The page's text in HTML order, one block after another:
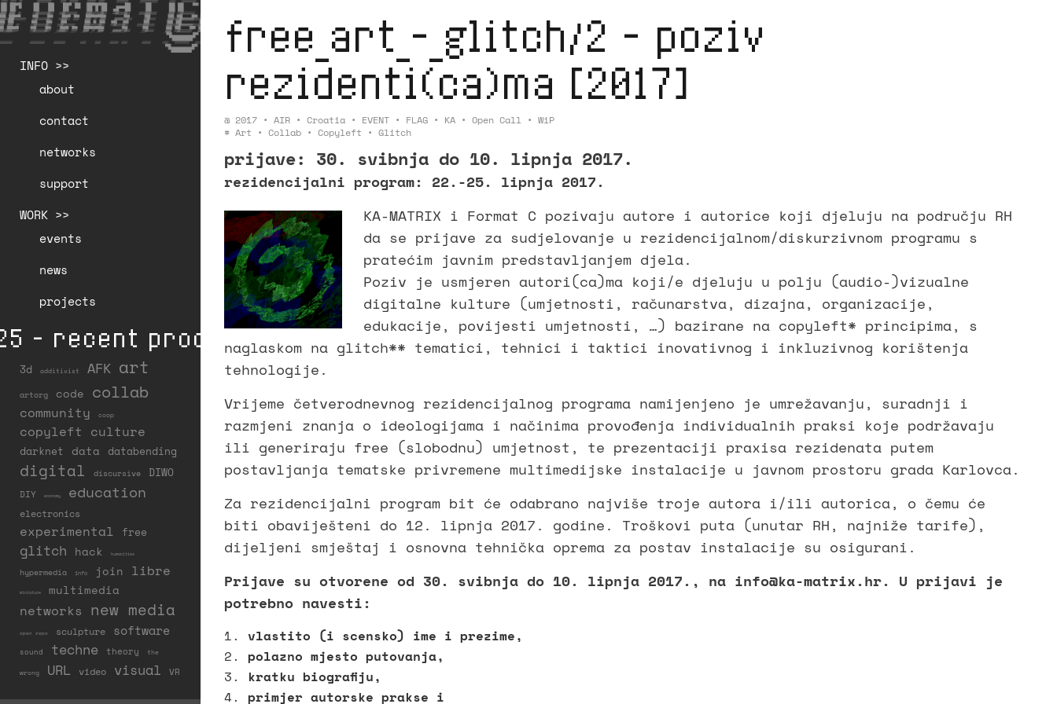
INFO >>
about
contact
networks
support
WORK >>
events
news
projects
- recent production * 👁️ 👁️ * 2025 - recent production * 👁️
3d additivist AFK art
artorg code collab
community coop
copyleft culture
darknet data databending
digital discursive DIWO
DIY economy education
electronics
experimental free
glitch hack humanities
hypermedia info join libre
miniature multimedia
networks new media
open repo sculpture software
sound techne theory the
wrong URL video visual VR
free_art_-_glitch/2 – poziv
rezidenti(ca)ma [2017]
@ 2017 •AIR •Croatia • EVENT • FLAG • KA •Open Call •WiP
#Art •Collab •Copyleft •Glitch
prijave: 30. svibnja do 10. lipnja 2017.
rezidencijalni program: 22.-25. lipnja 2017.
KA-MATRIX i Format C pozivaju autore i autorice koji djeluju na području RH
da se prijave za sudjelovanje u rezidencijalnom/diskurzivnom programu s
pratećim javnim predstavljanjem djela.
Poziv je usmjeren autori(ca)ma koji/e djeluju u polju (audio-)vizualne
digitalne kulture (umjetnosti, računarstva, dizajna, organizacije,
edukacije, povijesti umjetnosti, …) bazirane na copyleft* principima, s
naglaskom na glitch** tematici, tehnici i taktici inovativnog i inkluzivnog korištenja
tehnologije.
Vrijeme četverodnevnog rezidencijalnog programa namijenjeno je umrežavanju, suradnji i
razmjeni znanja o ideologijama i načinima provođenja individualnih praksi koje podržavaju
ili generiraju free (slobodnu) umjetnost, te prezentaciji praxisa rezidenata putem
postavljanja tematske privremene multimedijske instalacije u javnom prostoru grada Karlovca.
Za rezidencijalni program bit će odabrano najviše troje autora i/ili autorica, o čemu će
biti obaviješteni do 12. lipnja 2017. godine. Troškovi puta (unutar RH, najniže tarife),
dijeljeni smještaj i osnovna tehnička oprema za postav instalacije su osigurani.
Prijave su otvorene od 30. svibnja do 10. lipnja 2017., na info@ka-matrix.hr. U prijavi je
potrebno navesti:
vlastito (i scensko) ime i prezime,
polazno mjesto putovanja,
kratku biografiju,
primjer autorske prakse i